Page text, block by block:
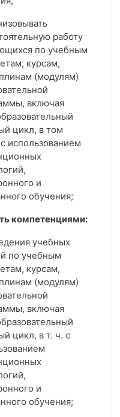
работу
по учебным
курсам,
(модулям)
включая
цикл, в том
использованием
и
обучения;
компетенциями:
учебных
по учебным
курсам,
(модулям)
включая
цикл, в т. ч. с
и
обучения;